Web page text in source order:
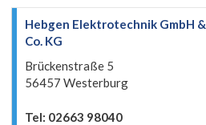
Hebgen Elektrotechnik GmbH &
Co. KG
Brückenstraße 5
56457 Westerburg
Tel: 02663 98040